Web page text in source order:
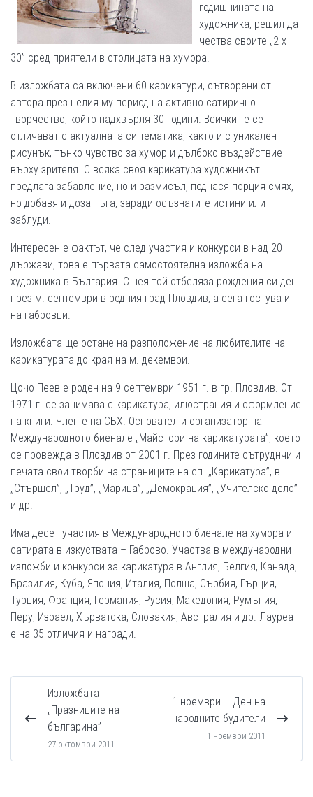
годишнината на
художника, решил да
чества своите „2 х
30” сред приятели в столицата на хумора.
В изложбата са включени 60 карикатури, сътворени от
автора през целия му период на активно сатирично
творчество, който надхвърля 30 години. Всички те се
отличават с актуалната си тематика, както и с уникален
рисунък, тънко чувство за хумор и дълбоко въздействие
върху зрителя. С всяка своя карикатура художникът
предлага забавление, но и размисъл, поднася порция смях,
но добавя и доза тъга, заради осъзнатите истини или
заблуди.
Интересен е фактът, че след участия и конкурси в над 20
държави, това е първата самостоятелна изложба на
художника в България. С нея той отбеляза рождения си ден
през м. септември в родния град Пловдив, а сега гостува и
на габровци.
Изложбата ще остане на разположение на любителите на
карикатурата до края на м. декември.
Цочо Пеев е роден на 9 септември 1951 г. в гр. Пловдив. От
1971 г. се занимава с карикатура, илюстрация и оформление
на книги. Член е на СБХ. Основател и организатор на
Международното биенале „Майстори на карикатурата”, което
се провежда в Пловдив от 2001 г. През годините сътруднчи и
печата свои творби на страниците на сп. „Карикатура”, в.
„Стършел”, „Труд”, „Марица”, „Демокрация”, „Учителско дело”
и др.
Има десет участия в Международното биенале на хумора и
сатирата в изкуствата – Габрово. Участва в международни
изложби и конкурси за карикатура в Англия, Белгия, Канада,
Бразилия, Куба, Япония, Италия, Полша, Сърбия, Гърция,
Турция, Франция, Германия, Русия, Македония, Румъния,
Перу, Израел, Хърватска, Словакия, Австралия и др. Лауреат
е на 35 отличия и награди.
Изложбата
„Празниците на
българина”
27 октомври 2011
1 ноември – Ден на
народните будители
1 ноември 2011